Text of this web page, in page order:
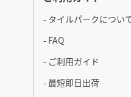
- タイルパークについ
- FAQ
- ご利用ガイド
- 最短即日出荷